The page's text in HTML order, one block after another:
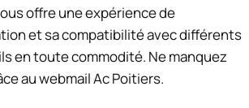
offre une expérience de
et sa compatibilité avec différents
en toute commodité. Ne manquez
au webmail Ac Poitiers.